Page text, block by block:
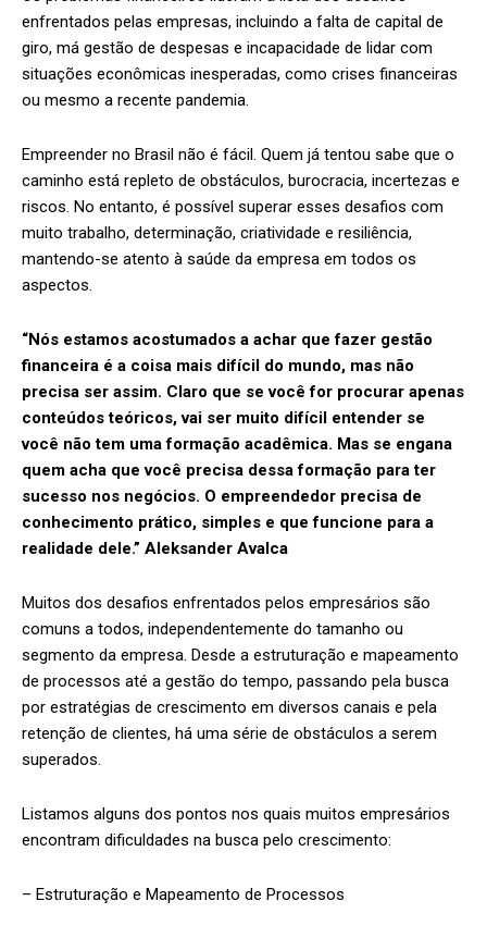
enfrentados pelas empresas, incluindo a falta de capital de
giro, má gestão de despesas e incapacidade de lidar com
situações econômicas inesperadas, como crises financeiras
ou mesmo a recente pandemia.
Empreender no Brasil não é fácil. Quem já tentou sabe que o
caminho está repleto de obstáculos, burocracia, incertezas e
riscos. No entanto, é possível superar esses desafios com
muito trabalho, determinação, criatividade e resiliência,
mantendo-se atento à saúde da empresa em todos os
aspectos.
“Nós estamos acostumados a achar que fazer gestão
financeira é a coisa mais difícil do mundo, mas não
precisa ser assim. Claro que se você for procurar apenas
conteúdos teóricos, vai ser muito difícil entender se
você não tem uma formação acadêmica. Mas se engana
quem acha que você precisa dessa formação para ter
sucesso nos negócios. O empreendedor precisa de
conhecimento prático, simples e que funcione para a
realidade dele.” Aleksander Avalca
Muitos dos desafios enfrentados pelos empresários são
comuns a todos, independentemente do tamanho ou
segmento da empresa. Desde a estruturação e mapeamento
de processos até a gestão do tempo, passando pela busca
por estratégias de crescimento em diversos canais e pela
retenção de clientes, há uma série de obstáculos a serem
superados.
Listamos alguns dos pontos nos quais muitos empresários
encontram dificuldades na busca pelo crescimento:
– Estruturação e Mapeamento de Processos